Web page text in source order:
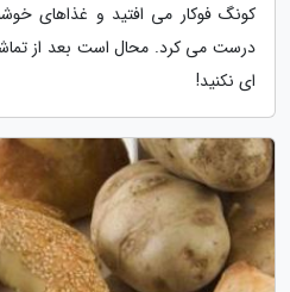
کونگ فوکار می افتید و غذاهای
درست می کرد. محال است بعد از
ای نکنید!